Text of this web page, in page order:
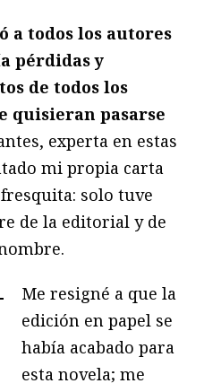
a todos los autores
pérdidas y
de todos los
quisieran pasarse
experta en estas
mi propia carta
solo tuve
de la editorial y de
Me resigné a que la
edición en papel se
había acabado para
esta novela; me